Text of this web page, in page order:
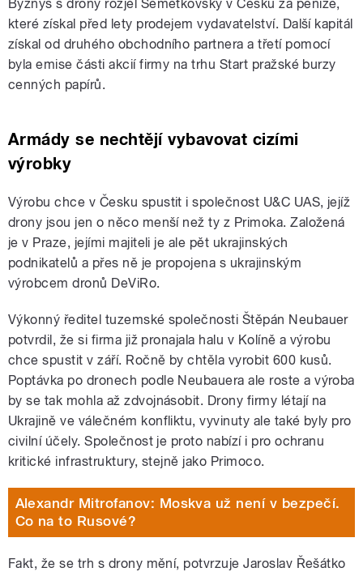
Byznys s drony rozjel Semetkovský v Česku za peníze,
které získal před lety prodejem vydavatelství. Další kapitál
získal od druhého obchodního partnera a třetí pomocí
byla emise části akcií firmy na trhu Start pražské burzy
cenných papírů.
Armády se nechtějí vybavovat cizími
výrobky
Výrobu chce v Česku spustit i společnost U&C UAS, jejíž
drony jsou jen o něco menší než ty z Primoka. Založená
je v Praze, jejími majiteli je ale pět ukrajinských
podnikatelů a přes ně je propojena s ukrajinským
výrobcem dronů DeViRo.
Výkonný ředitel tuzemské společnosti Štěpán Neubauer
potvrdil, že si firma již pronajala halu v Kolíně a výrobu
chce spustit v září. Ročně by chtěla vyrobit 600 kusů.
Poptávka po dronech podle Neubauera ale roste a výroba
by se tak mohla až zdvojnásobit. Drony firmy létají na
Ukrajině ve válečném konfliktu, vyvinuty ale také byly pro
civilní účely. Společnost je proto nabízí i pro ochranu
kritické infrastruktury, stejně jako Primoco.
Alexandr Mitrofanov: Moskva už není v bezpečí.
Co na to Rusové?
Fakt, že se trh s drony mění, potvrzuje Jaroslav Řešátko